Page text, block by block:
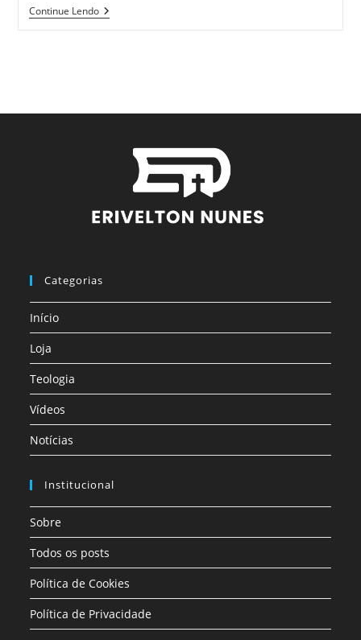
Continue Lendo
Categorias
Início
Loja
Teologia
Vídeos
Notícias
Institucional
Sobre
Todos os posts
Política de Cookies
Política de Privacidade